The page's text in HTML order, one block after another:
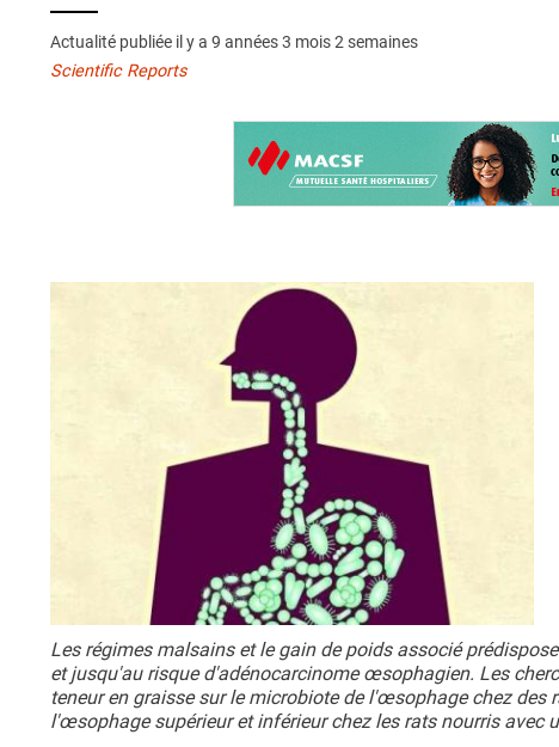
Actualité publiée il y a 9 années 3 mois 2 semaines
Scientific Reports
Les régimes malsains et le gain de poids associé
et jusqu'au risque d'adénocarcinome œsophagien. Les
teneur en graisse sur le microbiote de l'œsophage chez
l'œsophage supérieur et inférieur chez les rats nourris avec